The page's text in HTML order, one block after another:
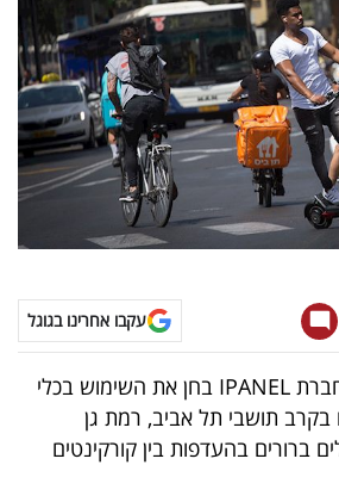
עקבו אחרינו בגוגל
מחקר שוק חדש של חברת IPANEL בחן את השימוש בכלי
בקרב תושבי תל אביב, רמת גן
ברורים בהעדפות בין קורקינטים